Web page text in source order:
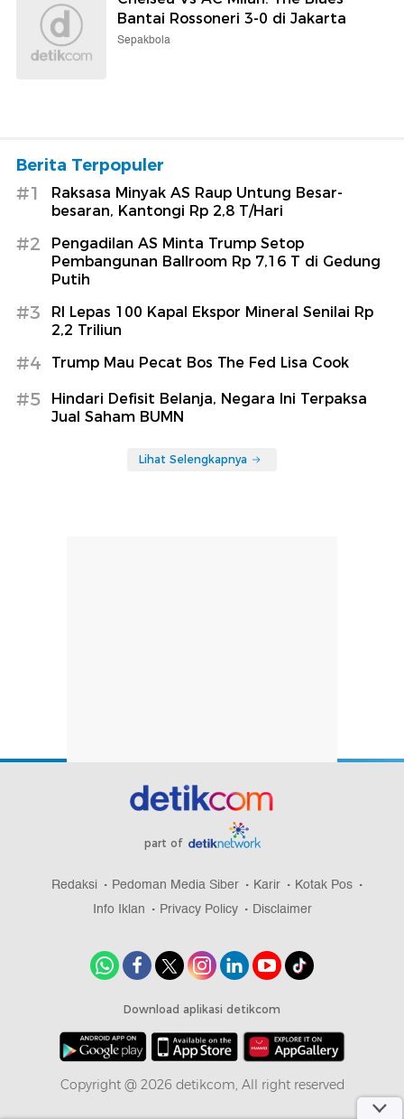
Bantai Rossoneri 3-0 di Jakarta
Sepakbola
Berita Terpopuler
#1
Raksasa Minyak AS Raup Untung Besar-
besaran, Kantongi Rp 2,8 T/Hari
#2
Pengadilan AS Minta Trump Setop
Pembangunan Ballroom Rp 7,16 T di Gedung
Putih
#3
RI Lepas 100 Kapal Ekspor Mineral Senilai Rp
2,2 Triliun
#4 Trump Mau Pecat Bos The Fed Lisa Cook
#5
Hindari Defisit Belanja, Negara Ini Terpaksa
Jual Saham BUMN
Lihat Selengkapnya
part of
Redaksi Pedoman Media Siber Karir
Kotak Pos
Info Iklan
Privacy Policy Disclaimer
Download aplikasi detikcom
Copyright @ 2026 detikcom, All right reserved